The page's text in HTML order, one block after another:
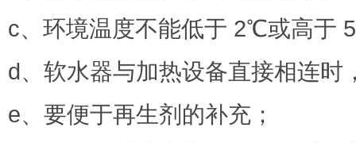
c、环境温度不能低于 2℃或高于
d、软水器与加热设备直接相连
e、要便于再生剂的补充；